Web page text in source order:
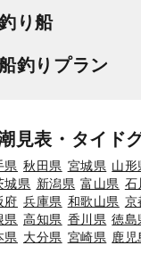
り船
釣りプラン
見表・タイド
県 秋田県 宮城県 山形
城県 新潟県 富山県 石
府 兵庫県 和歌山県 京
県 高知県 香川県 徳島
県 大分県 宮崎県 鹿児